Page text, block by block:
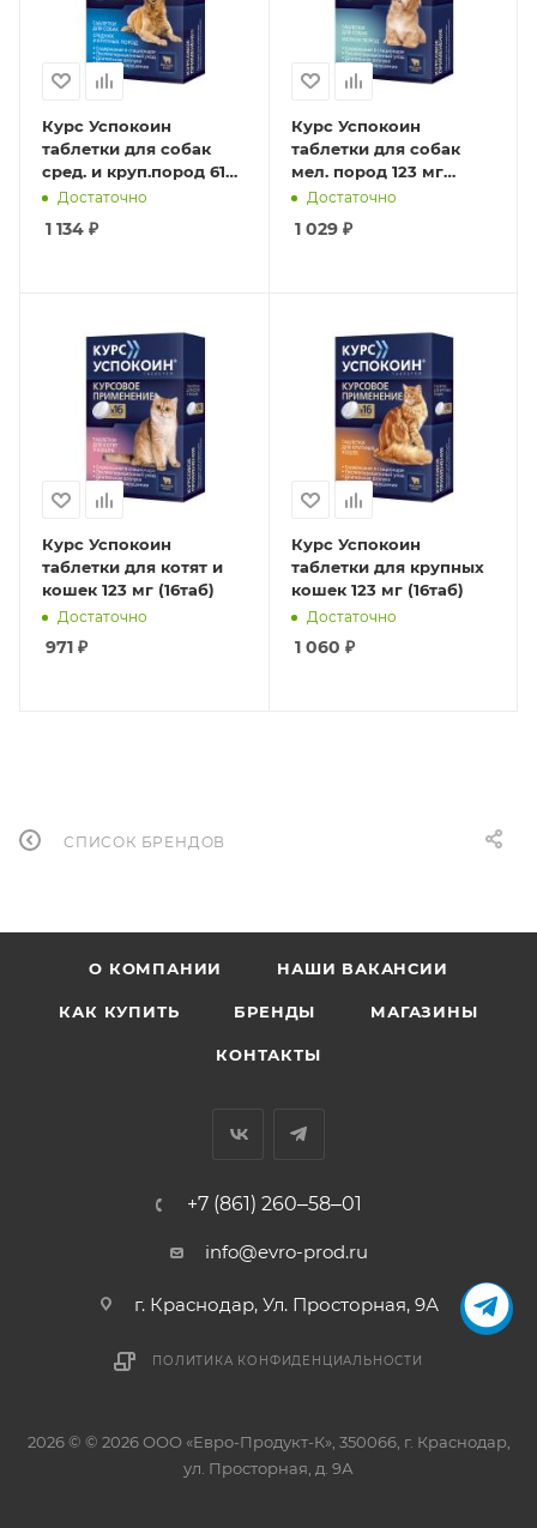
Курс Успокоин
таблетки для собак
сред. и круп.пород 612
мг (16таб)
Достаточно
1 134 ₽
Курс Успокоин
таблетки для собак
мел. пород 123 мг
(16таб)
Достаточно
1 029₽
Курс Успокоин
таблетки для котят и
кошек 123 мг (16таб)
Достаточно
971 ₽
Курс Успокоин
таблетки для крупных
кошек 123 мг (16таб)
Достаточно
1 060 ₽
СПИСОК БРЕНДОВ
О КОМПАНИИ НАШИ ВАКАНСИИ
КАК КУПИТЬ БРЕНДЫ МАГАЗИНЫ
КОНТАКТЫ
+7 (861) 260‒58‒01
info@evro-prod.ru
г. Краснодар, ​Ул. Просторная, 9А
ПОЛИТИКА КОНФИДЕНЦИАЛЬНОСТИ
2026 © © 2026 ООО «Евро-Продукт-К», 350066, г. Краснодар,
ул. Просторная, д. 9А